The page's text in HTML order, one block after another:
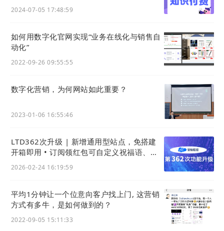
成交之后进业务系统 （内部）启动交付与客户成功服
务。
2024-07-05 17:48:59
如何用数字化官网实现“业务在线化与销售⾃
动化”
2022-09-26 09:55:55
数字化营销，为何网站如此重要？
2023-01-06 16:55:46
LTD362次升级 | 新增通用型站点，免搭建
开箱即用 • 订阅领红包可自定义祝福语、支
2026-02-24 16:19:59
平均1分钟让一个位意向客户找上门, 这营销
方式有多牛，是如何做到的？
2022-09-05 15:11:33